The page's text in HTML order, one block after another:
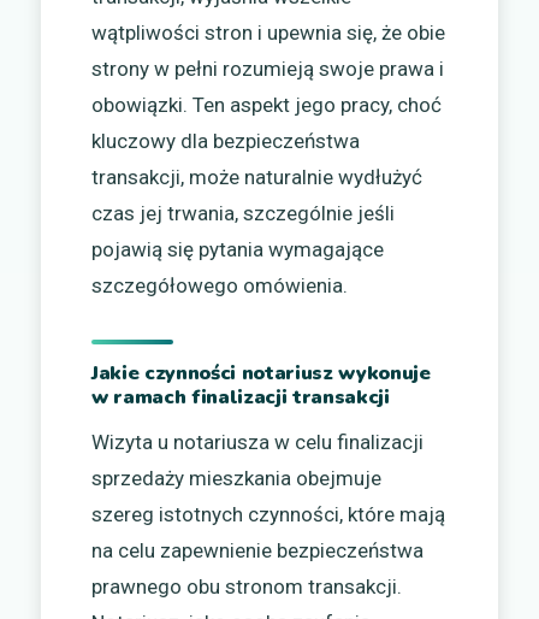
wątpliwości stron i upewnia się, że obie
strony w pełni rozumieją swoje prawa i
obowiązki. Ten aspekt jego pracy, choć
kluczowy dla bezpieczeństwa
transakcji, może naturalnie wydłużyć
czas jej trwania, szczególnie jeśli
pojawią się pytania wymagające
szczegółowego omówienia.
Jakie czynności notariusz wykonuje
w ramach finalizacji transakcji
Wizyta u notariusza w celu finalizacji
sprzedaży mieszkania obejmuje
szereg istotnych czynności, które mają
na celu zapewnienie bezpieczeństwa
prawnego obu stronom transakcji.